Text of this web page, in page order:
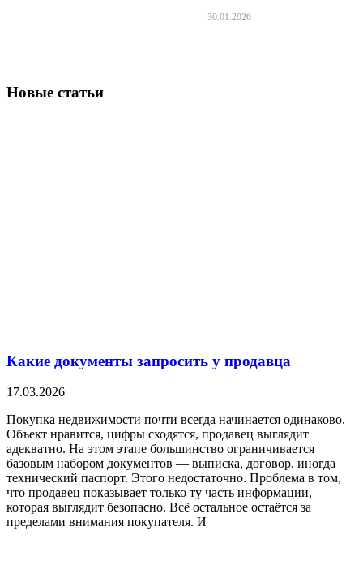
30.01.2026
Новые статьи
Какие документы запросить у продавца
17.03.2026
Покупка недвижимости почти всегда начинается одинаково.
Объект нравится, цифры сходятся, продавец выглядит
адекватно. На этом этапе большинство ограничивается
базовым набором документов — выписка, договор, иногда
технический паспорт. Этого недостаточно. Проблема в том,
что продавец показывает только ту часть информации,
которая выглядит безопасно. Всё остальное остаётся за
пределами внимания покупателя. И